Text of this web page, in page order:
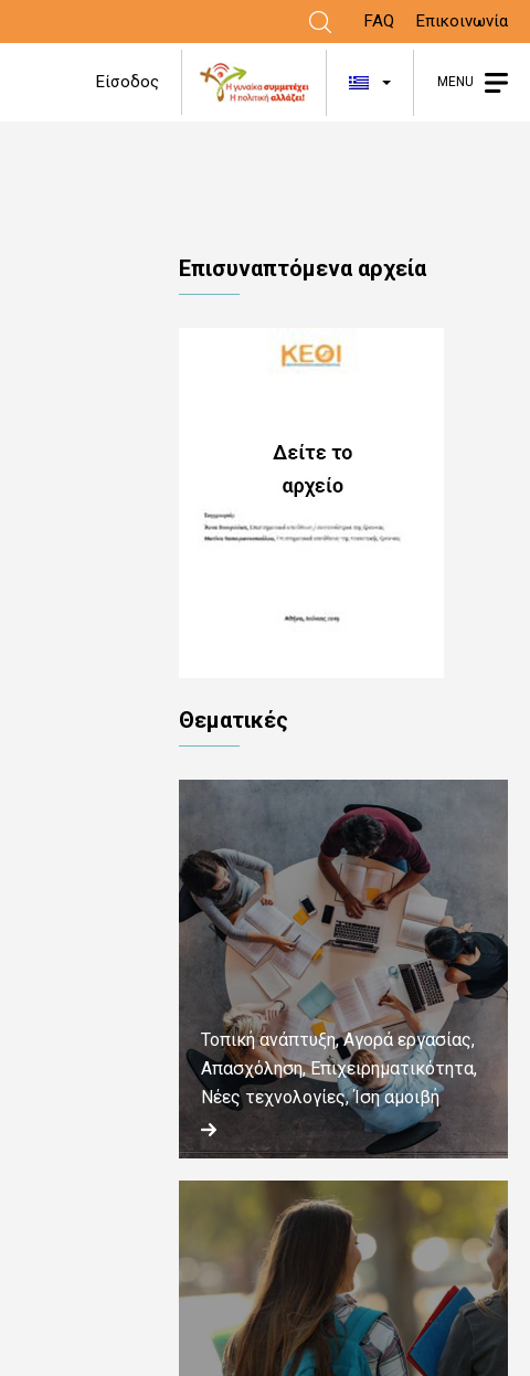
FAQ Επικοινωνία
Είσοδος ΛίσταMENU
Επισυναπτόμενα αρχεία
Θεματικές
Τοπική ανάπτυξη, Αγορά εργασίας,
Απασχόληση, Επιχειρηματικότητα,
Νέες τεχνολογίες, Ίση αμοιβή